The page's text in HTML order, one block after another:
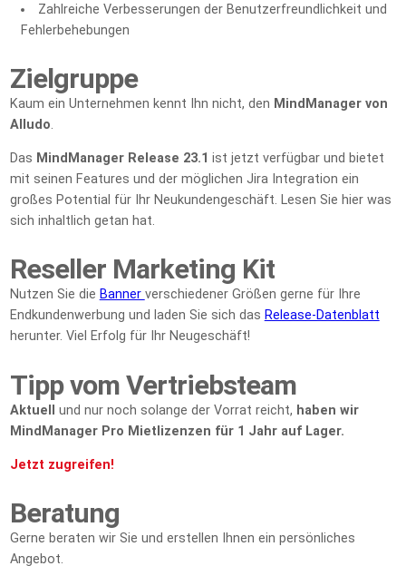
Zahlreiche Verbesserungen der Benutzerfreundlichkeit und
Fehlerbehebungen
Zielgruppe
Kaum ein Unternehmen kennt Ihn nicht, den MindManager von
Alludo.
Das MindManager Release 23.1 ist jetzt verfügbar und bietet
mit seinen Features und der möglichen Jira Integration ein
großes Potential für Ihr Neukundengeschäft. Lesen Sie hier was
sich inhaltlich getan hat.
Reseller Marketing Kit
Nutzen Sie die Banner verschiedener Größen gerne für Ihre
Endkundenwerbung und laden Sie sich das Release-Datenblatt
herunter. Viel Erfolg für Ihr Neugeschäft!
Tipp vom Vertriebsteam
Aktuell und nur noch solange der Vorrat reicht, haben wir
MindManager Pro Mietlizenzen für 1 Jahr auf Lager.
Jetzt zugreifen!
Beratung
Gerne beraten wir Sie und erstellen Ihnen ein persönliches
Angebot.